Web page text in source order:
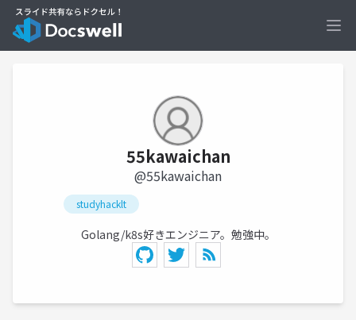
55kawaichan
@55kawaichan
studyhacklt
Golang/k8s好きエンジニア。勉強中。